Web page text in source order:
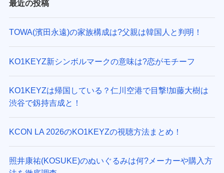
最近の投稿
TOWA(濱田永遠)の家族構成は?父親は韓国人と判明！
KO1KEYZ新シンボルマークの意味は?恋がモチーフ
KO1KEYZは帰国している？仁川空港で目撃!加藤大樹は
渋谷で釼持吉成と！
KCON LA 2026のKO1KEYZの視聴方法まとめ！
照井康祐(KOSUKE)のぬいぐるみは何?メーカーや購入方